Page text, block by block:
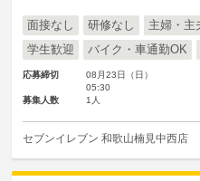
面接なし 研修なし 主婦・主
学生歓迎
バイク・車通勤OK
応募締切
08月23日（日）
05:30
募集人数
1人
セブンイレブン 和歌山楠見中西店